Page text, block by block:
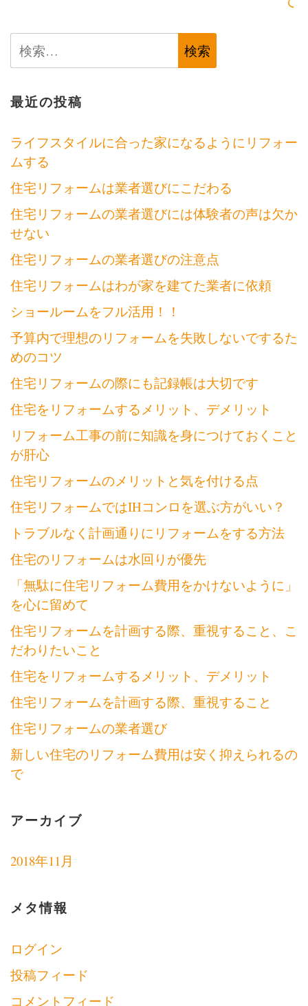
ゲ
ー
ョ
ン
検
索:
最近の投稿
ライフスタイルに合った家になるようにリフォー
ムする
住宅リフォームは業者選びにこだわる
住宅リフォームの業者選びには体験者の声は欠か
せない
住宅リフォームの業者選びの注意点
住宅リフォームはわが家を建てた業者に依頼
ショールームをフル活用！！
予算内で理想のリフォームを失敗しないでするた
めのコツ
住宅リフォームの際にも記録帳は大切です
住宅をリフォームするメリット、デメリット
リフォーム工事の前に知識を身につけておくこと
が肝心
住宅リフォームのメリットと気を付ける点
住宅リフォームではIHコンロを選ぶ方がいい？
トラブルなく計画通りにリフォームをする方法
住宅のリフォームは水回りが優先
「無駄に住宅リフォーム費用をかけないように」
を心に留めて
住宅リフォームを計画する際、重視すること、こ
だわりたいこと
住宅をリフォームするメリット、デメリット
住宅リフォームを計画する際、重視すること
住宅リフォームの業者選び
新しい住宅のリフォーム費用は安く抑えられるの
で
アーカイブ
2018年11月
メタ情報
ログイン
投稿フィード
コメントフィード